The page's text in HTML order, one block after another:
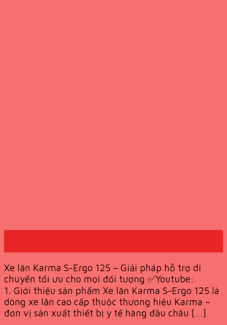
Xe lăn Karma S-Ergo 125 – Giải pháp hỗ trợ di
chuyển tối ưu cho mọi đối tượng ✅Youtube:
1. Giới thiệu sản phẩm Xe lăn Karma S-Ergo 125 là
dòng xe lăn cao cấp thuộc thương hiệu Karma –
đơn vị sản xuất thiết bị y tế hàng đầu châu […]